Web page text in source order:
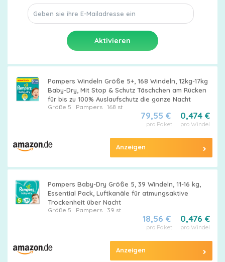
Pampers Windeln Größe 5+, 168 Windeln, 12kg-17kg
Baby-Dry, Mit Stop & Schutz Täschchen am Rücken
für bis zu 100% Auslaufschutz die ganze Nacht
Größe 5 Pampers168 st
0,474 €
pro Windel
79,55 €
pro Paket
Anzeigen
Pampers Baby-Dry Größe 5, 39 Windeln, 11-16 kg,
Essential Pack, Luftkanäle für atmungsaktive
Trockenheit über Nacht
Größe 5 Pampers39 st
0,476 €
pro Windel
18,56 €
pro Paket
Anzeigen